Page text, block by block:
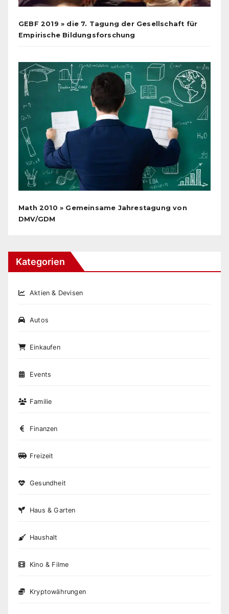
GEBF 2019 » die 7. Tagung der Gesellschaft für
Empirische Bildungsforschung
Math 2010 » Gemeinsame Jahrestagung von
DMV/GDM
Kategorien
Aktien & Devisen
Autos
Einkaufen
Events
Familie
Finanzen
Freizeit
Gesundheit
Haus & Garten
Haushalt
Kino & Filme
Kryptowährungen